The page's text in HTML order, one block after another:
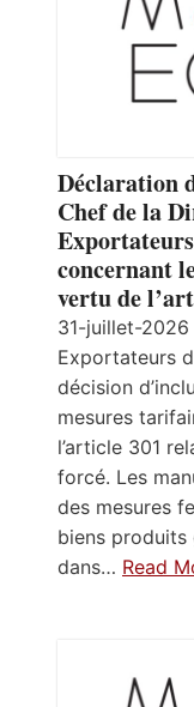
Déclaration
Chef de la
concernant
vertu de
31-juillet-
Exportateurs
décision
mesures
l’article 301
forcé. Les
des mesures
biens
dans… Read